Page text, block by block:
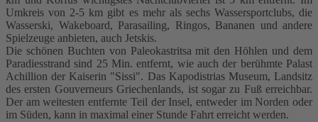
Umkreis von 2-5 km gibt es mehr als sechs Wassersportclubs, die
Wasserski, Wakeboard, Parasailing, Ringos, Bananen und andere
Spielzeuge anbieten, auch Jetskis.
Die schönen Buchten von Paleokastritsa mit den Höhlen und dem
Paradiesstrand sind 25 Min. entfernt, wie auch der berühmte Palast
Achillion der Kaiserin "Sissi". Das Kapodistrias Museum, Landsitz
des ersten Gouverneurs Griechenlands, ist sogar zu Fuß erreichbar.
Der am weitesten entfernte Teil der Insel, entweder im Norden oder
im Süden, kann in maximal einer Stunde Fahrt erreicht werden.